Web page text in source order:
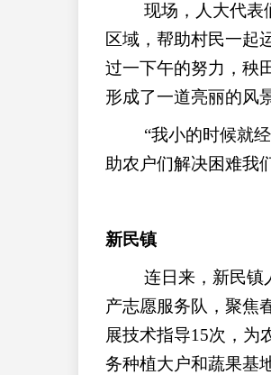
现场，人大代表
区域，帮助村民一起
过一下午的努力，秧
形成了一道亮丽的风
“我小的时候就
助农户们解决困难我
新民镇
连日来，新民镇
产志愿服务队，聚焦
展技术指导15次，为
务种植大户和蔬果基